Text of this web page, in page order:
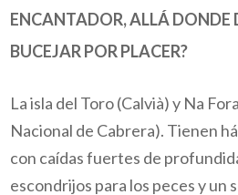
ENCANTADOR, ALLÁ DONDE
BUCEJARPOR PLACER?
La isla del Toro (Calvià) y Na
Nacional de Cabrera). Tienen
con caídas fuertes de
escondrijos para los peces y un